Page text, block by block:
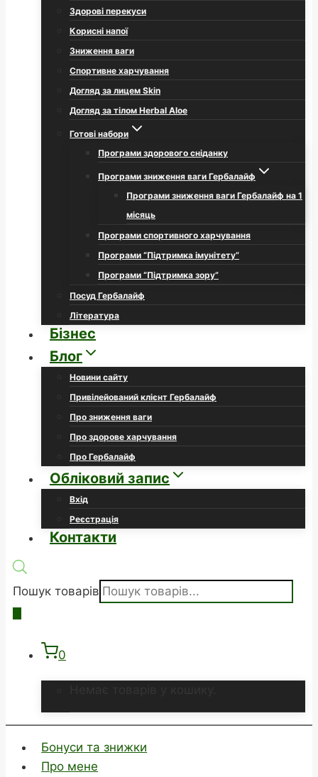
Здорові перекуси
Корисні напої
Зниження ваги
Спортивне харчування
Догляд за лицем Skin
Догляд за тілом Herbal Aloe
Готові набори
Програми здорового сніданку
Програми зниження ваги Гербалайф
Програми зниження ваги Гербалайф на 1
місяць
Програми спортивного харчування
Програми “Підтримка імунітету”
Програми “Підтримка зору”
Посуд Гербалайф
Література
Бізнес
Блог
Новини сайту
Привілейований клієнт Гербалайф
Про зниження ваги
Про здорове харчування
Про Гербалайф
Обліковий запис
Вхід
Реєстрація
Контакти
Пошук товарів
0
Бонуси та знижки
Про мене